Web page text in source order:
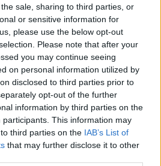
sale, sharing to third parties, or
or sensitive information for
please use the below opt-out
Please note that after your
you may continue seeing
on personal information utilized by
disclosed to third parties prior to
opt-out of the further
information by third parties on the
participants. This information may
third parties on the IAB’s List of
that may further disclose it to other
al nastro: il successo di
il titolo junior 1 al nastro a
S.G. Concordia nella rassegna